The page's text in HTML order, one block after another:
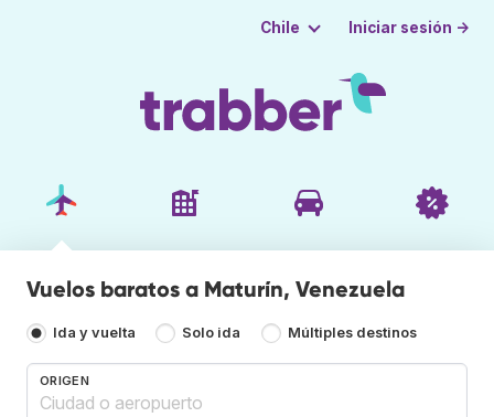
Chile Iniciar sesión →
Vuelos baratos a Maturín, Venezuela
Ida y vuelta Solo ida Múltiples destinos
ORIGEN